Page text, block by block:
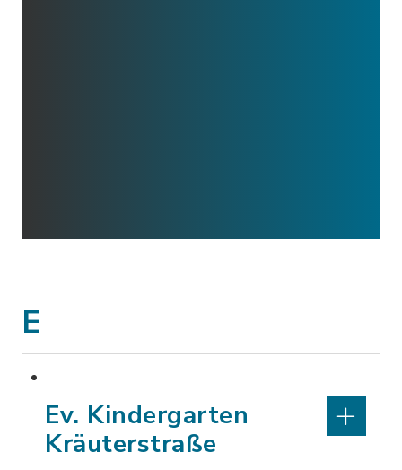
E
Ev. Kindergarten
Kräuterstraße